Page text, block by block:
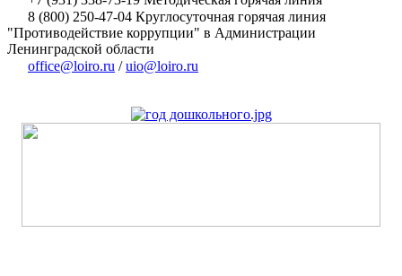
8 (800) 250-47-04 Круглосуточная горячая линия
"Противодействие коррупции" в Администрации
Ленинградской области
office@loiro.ru /uio@loiro.ru